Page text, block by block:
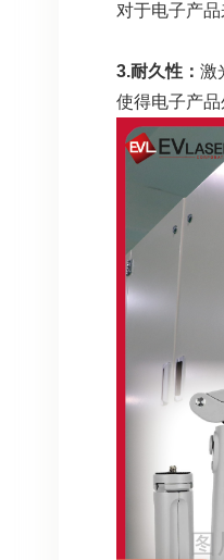
对于电子产
3.耐久性： 激
使得电子产品